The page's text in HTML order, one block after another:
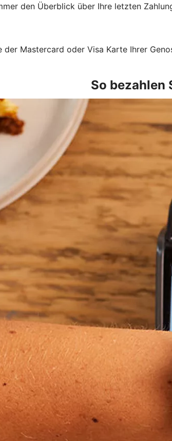
den Überblick über Ihre letzten
Mastercard oder Visa Karte Ihrer
So bezahlen